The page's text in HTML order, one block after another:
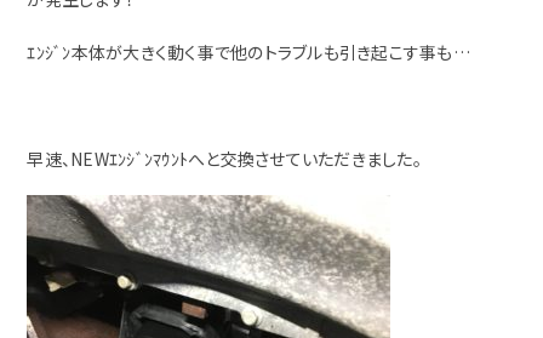
ｴﾝｼﾞﾝ本体が大きく動く事で他のトラブルも引き起こす事も…
早速、NEWｴﾝｼﾞﾝﾏｳﾝﾄへと交換させていただきました。